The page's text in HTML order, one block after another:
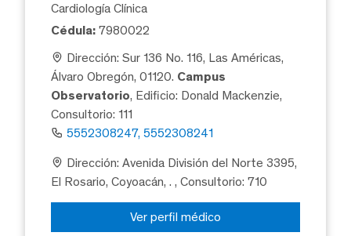
Cardiología Clínica
Cédula: 7980022
Dirección: Sur 136 No. 116, Las Américas,
Álvaro Obregón, 01120. Campus
Observatorio, Edificio: Donald Mackenzie,
Consultorio: 111
5552308247, 5552308241
Dirección: Avenida División del Norte 3395,
El Rosario, Coyoacán, ., Consultorio: 710
Ver perfil médico